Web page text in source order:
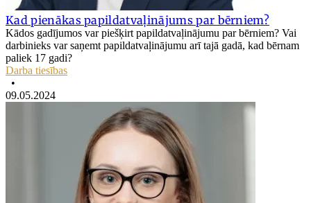
Kad pienākas papildatvaļinājums par bērniem?
Kādos gadījumos var piešķirt papildatvaļinājumu par bērniem? Vai
darbinieks var saņemt papildatvaļinājumu arī tajā gadā, kad bērnam
paliek 17 gadi?
Darba tiesības
•
09.05.2024